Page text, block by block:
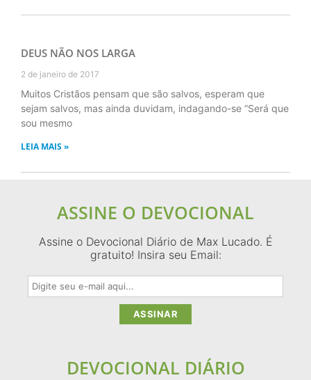
DEUS NÃO NOS LARGA
2 de janeiro de 2017
Muitos Cristãos pensam que são salvos, esperam que
sejam salvos, mas ainda duvidam, indagando-se “Será que
sou mesmo
LEIA MAIS »
ASSINE O DEVOCIONAL
Assine o Devocional Diário de Max Lucado. É
gratuito! Insira seu Email:
DEVOCIONAL DIÁRIO